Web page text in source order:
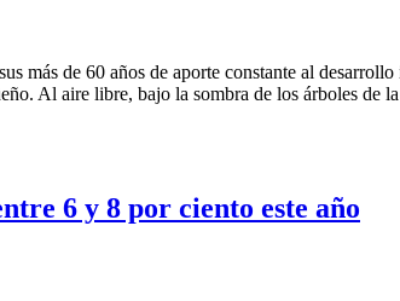
más de 60 años de aporte constante al
Al aire libre, bajo la sombra de los árboles de
6 y 8 por ciento este año